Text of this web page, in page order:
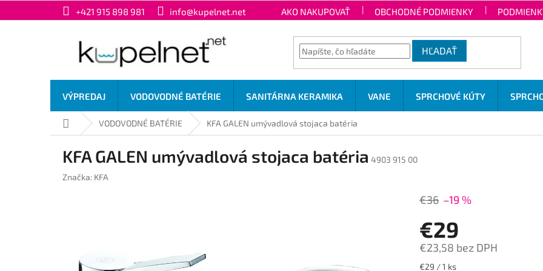
+421 915 898 981 info@kupelnet.net AKO NAKUPOVAŤ OBCHODNÉ PODMIENKY
HĽADAŤ
VÝPREDAJ VODOVODNÉ BATÉRIE SANITÁRNA KERAMIKA VANE SPRCHOVÉ KÚTY
DomovVODOVODNÉ BATÉRIE KFA GALEN umývadlová stojaca batéria
KFA GALEN umývadlová stojaca batéria 4903 915 00
Značka: KFA
€36 –19 %
€29
€23,58 bez DPH
Jednotková
€29 / 1 ks